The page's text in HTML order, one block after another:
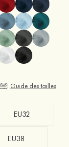
Guide des tailles
EU32
EU38